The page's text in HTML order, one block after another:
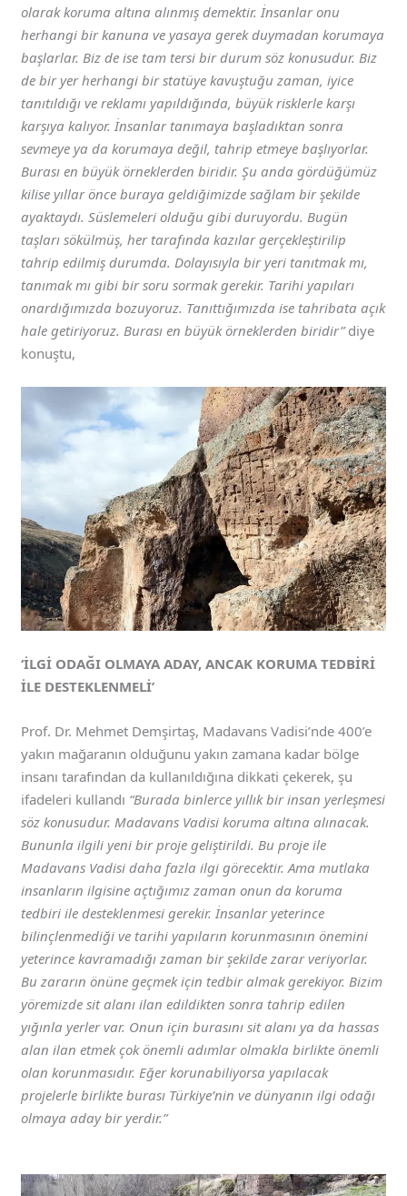
olarak koruma altına alınmış demektir. İnsanlar onu
herhangi bir kanuna ve yasaya gerek duymadan korumaya
başlarlar. Biz de ise tam tersi bir durum söz konusudur. Biz
de bir yer herhangi bir statüye kavuştuğu zaman, iyice
tanıtıldığı ve reklamı yapıldığında, büyük risklerle karşı
karşıya kalıyor. İnsanlar tanımaya başladıktan sonra
sevmeye ya da korumaya değil, tahrip etmeye başlıyorlar.
Burası en büyük örneklerden biridir. Şu anda gördüğümüz
kilise yıllar önce buraya geldiğimizde sağlam bir şekilde
ayaktaydı. Süslemeleri olduğu gibi duruyordu. Bugün
taşları sökülmüş, her tarafında kazılar gerçekleştirilip
tahrip edilmiş durumda. Dolayısıyla bir yeri tanıtmak mı,
tanımak mı gibi bir soru sormak gerekir. Tarihi yapıları
onardığımızda bozuyoruz. Tanıttığımızda ise tahribata açık
hale getiriyoruz. Burası en büyük örneklerden biridir”diye
konuştu,
‘İLGİ ODAĞI OLMAYA ADAY, ANCAK KORUMA TEDBİRİ
İLE DESTEKLENMELİ’
Prof. Dr. Mehmet Demşirtaş, Madavans Vadisi’nde 400’e
yakın mağaranın olduğunu yakın zamana kadar bölge
insanı tarafından da kullanıldığına dikkati çekerek, şu
ifadeleri kullandı “Burada binlerce yıllık bir insan yerleşmesi
söz konusudur. Madavans Vadisi koruma altına alınacak.
Bununla ilgili yeni bir proje geliştirildi. Bu proje ile
Madavans Vadisi daha fazla ilgi görecektir. Ama mutlaka
insanların ilgisine açtığımız zaman onun da koruma
tedbiri ile desteklenmesi gerekir. İnsanlar yeterince
bilinçlenmediği ve tarihi yapıların korunmasının önemini
yeterince kavramadığı zaman bir şekilde zarar veriyorlar.
Bu zararın önüne geçmek için tedbir almak gerekiyor. Bizim
yöremizde sit alanı ilan edildikten sonra tahrip edilen
yığınla yerler var. Onun için burasını sit alanı ya da hassas
alan ilan etmek çok önemli adımlar olmakla birlikte önemli
olan korunmasıdır. Eğer korunabiliyorsa yapılacak
projelerle birlikte burası Türkiye’nin ve dünyanın ilgi odağı
olmaya aday bir yerdir.”